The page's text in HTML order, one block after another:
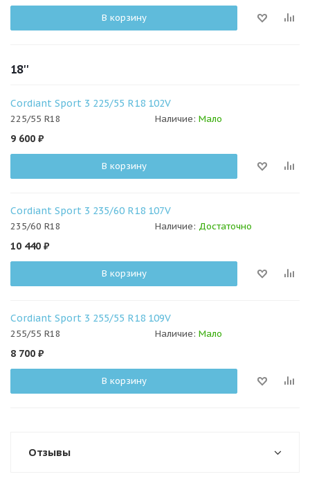
В корзину
18''
Cordiant Sport 3 225/55 R18 102V
225/55 R18 Наличие: Мало
9 600 ₽
В корзину
Cordiant Sport 3 235/60 R18 107V
235/60 R18 Наличие: Достаточно
10 440 ₽
В корзину
Cordiant Sport 3 255/55 R18 109V
255/55 R18 Наличие: Мало
8 700 ₽
В корзину
Отзывы